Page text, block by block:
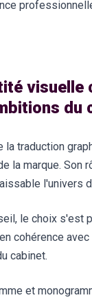
visuelle
du
la traduction
la marque. Son
l'univers
le choix s'est
cohérence
cabinet.
et